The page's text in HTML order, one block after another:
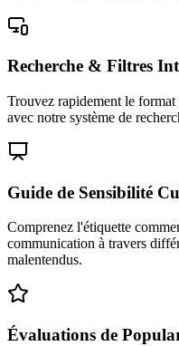
Recherche & Filtres
Trouvez rapidement le
avec notre système de
Guide de Sensibilité
Comprenez l'étiquette
communication à travers
malentendus.
Évaluations de